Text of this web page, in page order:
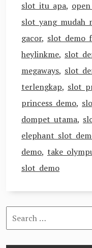
slot itu apa,
slot yang mudah
gacor, slot demo
heylinkme, slot
megaways, slot
terlengkap, slot
princess demo,
dompet utama,
elephant slot
demo, take
slot demo
Search
for: